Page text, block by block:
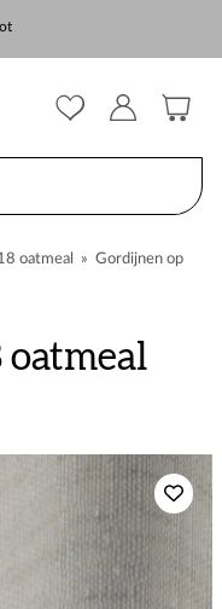
oatmeal » Gordijnen op
oatmeal